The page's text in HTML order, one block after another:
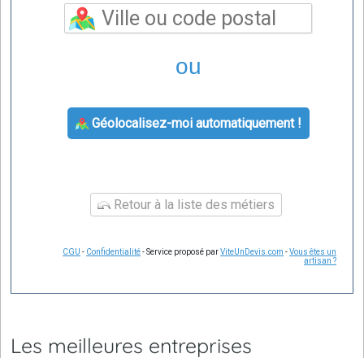
ou
Géolocalisez-moi automatiquement !
Retour à la liste des métiers
CGU - Confidentialité- Service proposé parViteUnDevis.com -Vous êtes un
artisan ?
Les meilleures entreprises